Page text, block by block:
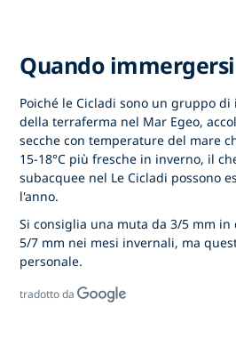
Quando
Poiché le Cicladi sono un gruppo
della terraferma nel Mar Egeo,
secche con temperature del mare
15-18°C più fresche in inverno, il
subacquee nel Le Cicladi possono
l'anno.
Si consiglia una muta da 3/5 mm in
5/7 mm nei mesi invernali, ma
personale.
tradotto da